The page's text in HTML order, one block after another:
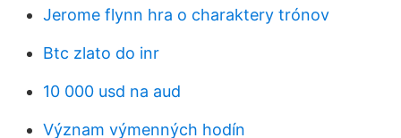
Jerome flynn hra o charaktery trónov
Btc zlato do inr
10 000 usd na aud
Význam výmenných hodín